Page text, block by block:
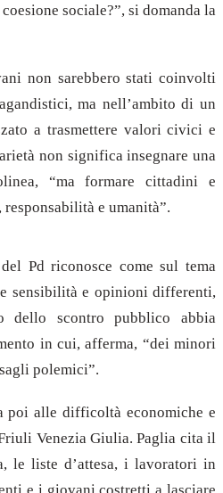
sociale?”, si domanda la
non sarebbero stati coinvolti
ma nell’ambito di un
a trasmettere valori civici e
non significa insegnare una
“ma formare cittadini e
e umanità”.
Pd riconosce come sul tema
sensibilità e opinioni differenti,
scontro pubblico abbia
in cui, afferma, “dei minori
polemici”.
poi alle difficoltà economiche e
Venezia Giulia. Paglia cita il
le liste d’attesa, i lavoratori in
e i giovani costretti a lasciare